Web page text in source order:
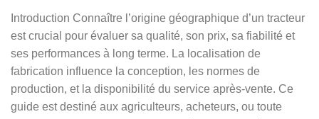
Introduction Connaître l’origine géographique d’un tracteur
est crucial pour évaluer sa qualité, son prix, sa fiabilité et
ses performances à long terme. La localisation de
fabrication influence la conception, les normes de
production, et la disponibilité du service après-vente. Ce
guide est destiné aux agriculteurs, acheteurs, ou toute